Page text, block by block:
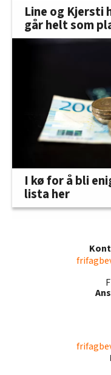
Line og Kjersti
går helt som
I kø for å bli
lista her